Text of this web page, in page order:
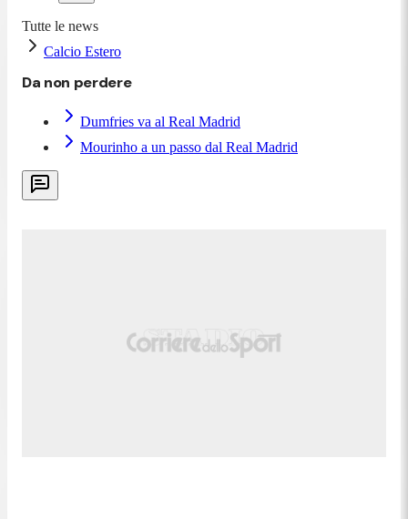
Tutte le news
Calcio Estero
Da non perdere
Dumfries va al Real Madrid
Mourinho a un passo dal Real Madrid